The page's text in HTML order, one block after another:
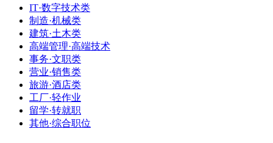
IT·数字技术类
制造·机械类
建筑·土木类
高端管理·高端技术
事务·文职类
营业·销售类
旅游·酒店类
工厂·轻作业
留学·转就职
其他·综合职位